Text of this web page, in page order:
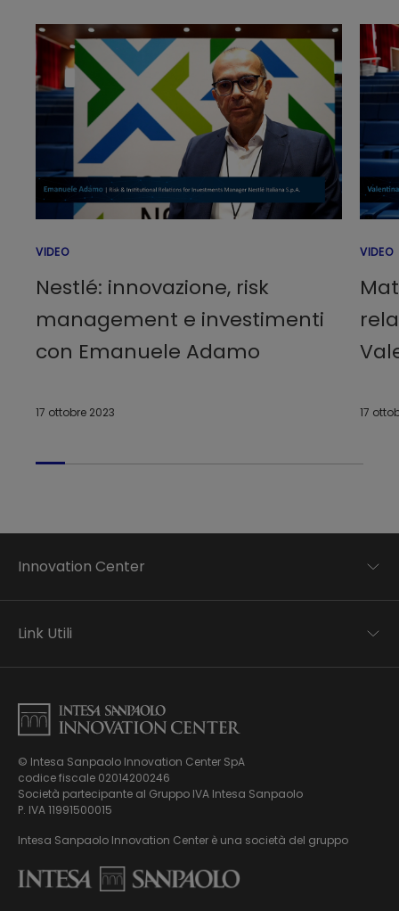
VIDEO
Nestlé: innovazione, risk
management e investimenti
con Emanuele Adamo
17 ottobre 2023
VIDEO
17
© Intesa Sanpaolo Innovation Center SpA
codice fiscale 02014200246
Società partecipante al Gruppo IVA Intesa Sanpaolo
P. IVA 11991500015
Intesa Sanpaolo Innovation Center è una società del gruppo
Innovation Center
Applied research
Business transformation
Chi siamo
News ed Eventi
Podcast
Virtual Tour
Link Utili
Informativa Privacy
Informativa Privacy Careers
Privacy e Cookie Policy
Mappa del sito
Whistleblowing
Modello di gestione, organizzazione e controllo ex Dlgs.